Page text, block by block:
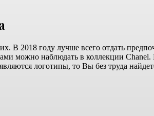
В 2018 году лучше всего отдать
можно наблюдать в коллекции
логотипы, то Вы без труда